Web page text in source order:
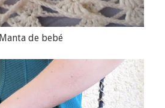
Manta de bebé